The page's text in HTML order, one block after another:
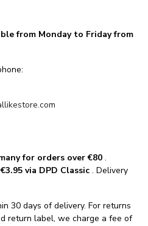
from Monday to Friday from
for orders over €80 .
€3.95 via DPD Classic . Delivery
30 days of delivery. For returns
return label, we charge a fee of